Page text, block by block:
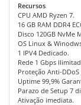
Recursos
CPU AMD Ryzen 7.
16 GB RAM DDR4
Disco 120GB NvMe
OS Linux &
1 IPV4 Dedicado.
Rede 1 Gbps
Proteção Anti-DDoS
Uptime 99,9%
Parazo de Setup 7
Ativação imediata.